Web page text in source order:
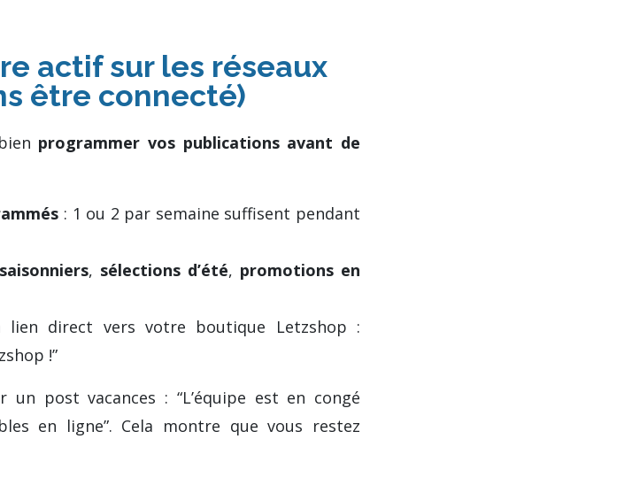
actif sur les réseaux
être connecté)
programmer vos publications avant de
: 1 ou 2 par semaine suffisent pendant
, sélections d’été, promotions en
lien direct vers votre boutique Letzshop :
!”
un post vacances : “L’équipe est en congé
en ligne”. Cela montre que vous restez